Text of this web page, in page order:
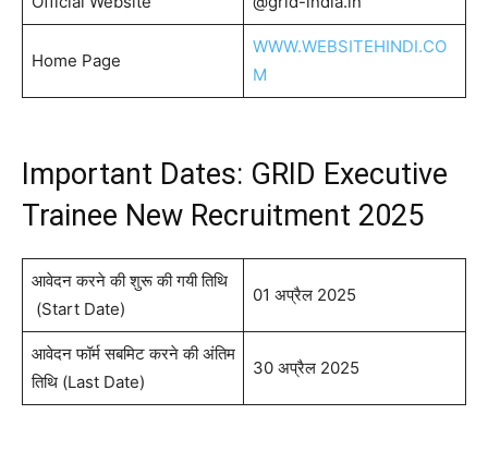
Home Page
WWW.WEBSITEHINDI.CO
M
Important Dates: GRID Executive
Trainee New Recruitment 2025
आवेदन करने की शुरू की गयी तिथि
(Start Date)
01 अप्रैल 2025
आवेदन फॉर्म सबमिट करने की अंतिम
तिथि (Last Date)
30 अप्रैल 2025